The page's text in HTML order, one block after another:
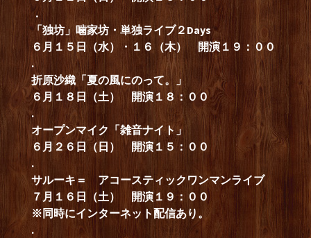
．
「独坊」噛家坊・単独ライブ２Days
６月１５日（水）・１６（木） 開演１９：００
.
折原沙織「夏の風にのって。」
６月１８日（土） 開演１８：００
.
オープンマイク「雑音ナイト」
６月２６日（日） 開演１５：００
.
サルーキ＝ アコースティックワンマンライブ
７月１６日（土） 開演１９：００
※同時にインターネット配信あり。
.